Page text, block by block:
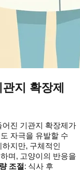
지 확장제
진 기관지 확장제가
자극을 유발할 수
지만, 구체적인
며, 고양이의 반응을
조절 : 식사 후